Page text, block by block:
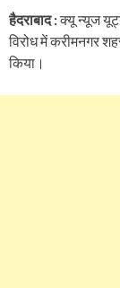
हैदराबाद :क्यू न्यूज
विरोध में करीमनगर
किया।